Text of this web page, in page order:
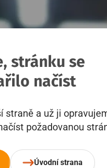
stránku se
načíst
straně a už ji
požadovanou
Úvodní strana